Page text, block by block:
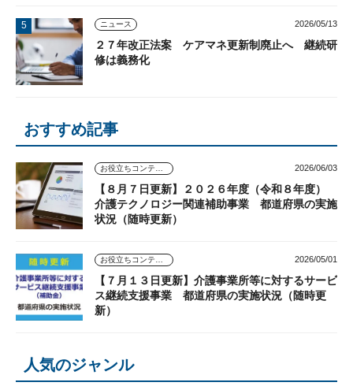
ニュース 2026/05/13
２７年改正法案 ケアマネ更新制廃止へ 継続研
修は義務化
おすすめ記事
2026/06/03
【８月７日更新】２０２６年度（令和８年度）
介護テクノロジー関連補助事業 都道府県の実施
状況（随時更新）
2026/05/01
【７月１３日更新】介護事業所等に対するサービ
ス継続支援事業 都道府県の実施状況（随時更
新）
人気のジャンル